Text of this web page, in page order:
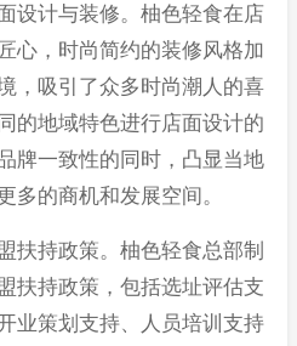
计与装修。柚色轻食在店
心，时尚简约的装修风格加
，吸引了众多时尚潮人的喜
的地域特色进行店面设计的
牌一致性的同时，凸显当地
多的商机和发展空间。
持政策。柚色轻食总部制
扶持政策，包括选址评估支
业策划支持、人员培训支持